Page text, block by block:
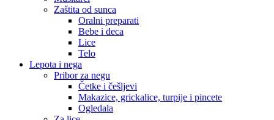
Zaštita od sunca
Oralni preparati
Bebe i deca
Lice
Telo
Lepota i nega
Pribor za negu
Četke i češljevi
Makazice, grickalice, turpije i pincete
Ogledala